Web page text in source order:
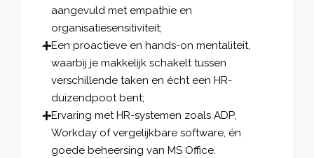
aangevuld met empathie en
organisatiesensitiviteit;
Een proactieve en hands-on mentaliteit,
waarbij je makkelijk schakelt tussen
verschillende taken en écht een HR-
duizendpoot bent;
Ervaring met HR-systemen zoals ADP,
Workday of vergelijkbare software, én
goede beheersing van MS Office.